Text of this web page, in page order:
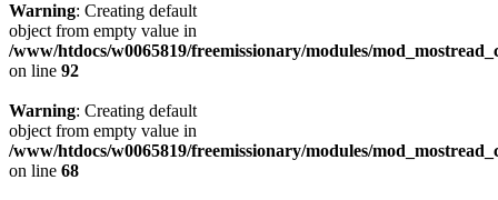
Warning: Creating default
object from empty value in
/www/htdocs/w0065819/freemissionary/modules/
on line 92
Warning: Creating default
object from empty value in
/www/htdocs/w0065819/freemissionary/modules/
on line 68